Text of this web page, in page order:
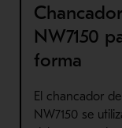
NW7150
forma
El chancador
NW7150 se